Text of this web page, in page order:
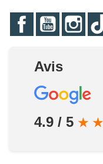
FacebookYouTube
Avis
4.9 / 5 ★ ★